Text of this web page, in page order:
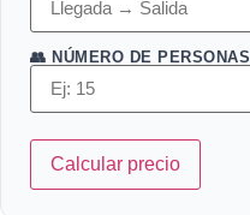
👥 NÚMERO DE PERSONAS
Calcular precio